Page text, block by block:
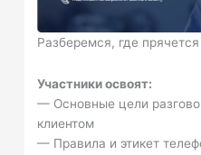
Разберемся, где
Участники освоят:
— Основные цели
клиентом
— Правила и этикет